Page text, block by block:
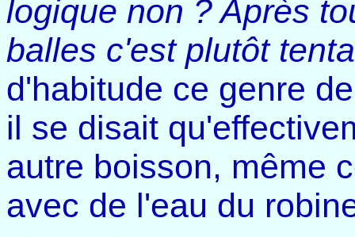
logique non ? Après
balles c'est plutôt
d'habitude ce genre
il se disait
autre boisson, même
avec de l'eau du